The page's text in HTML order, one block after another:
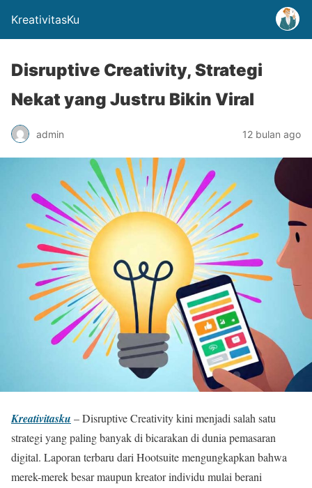
KreativitasKu
Disruptive Creativity, Strategi
Nekat yang Justru Bikin Viral
admin 12 bulan ago
Kreativitasku – Disruptive Creativity kini menjadi salah satu
strategi yang paling banyak di bicarakan di dunia pemasaran
digital. Laporan terbaru dari Hootsuite mengungkapkan bahwa
merek-merek besar maupun kreator individu mulai berani